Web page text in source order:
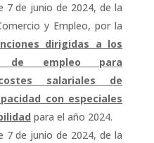
7 de junio de 2024, de la
y Empleo, por la
dirigidas a los
de empleo para
salariales de
con especiales
para el año 2024.
7 de junio de 2024, de la